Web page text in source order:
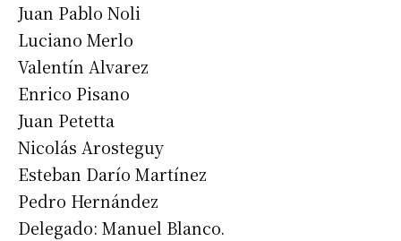
Juan Pablo Noli
Luciano Merlo
Valentín Alvarez
Enrico Pisano
Juan Petetta
Nicolás Arosteguy
Esteban Darío Martínez
Pedro Hernández
Delegado: Manuel Blanco.